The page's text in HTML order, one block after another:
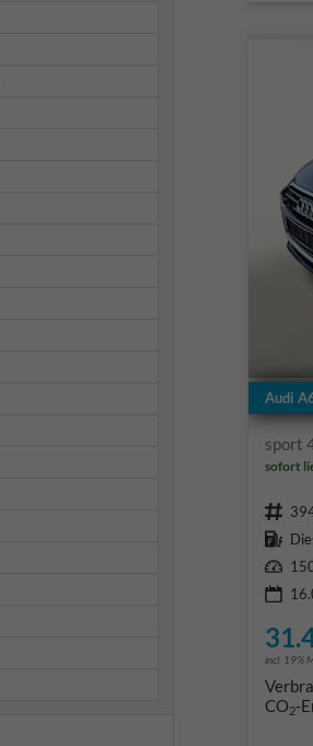
Audi
sport
sofort
Fahrzeugnr.
Kraftstoff
Leistung
incl. 19%
CO2-